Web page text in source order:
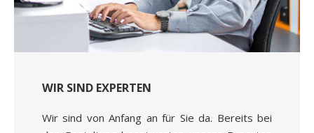
WIR SIND EXPERTEN
Wir sind von Anfang an für Sie da. Bereits bei